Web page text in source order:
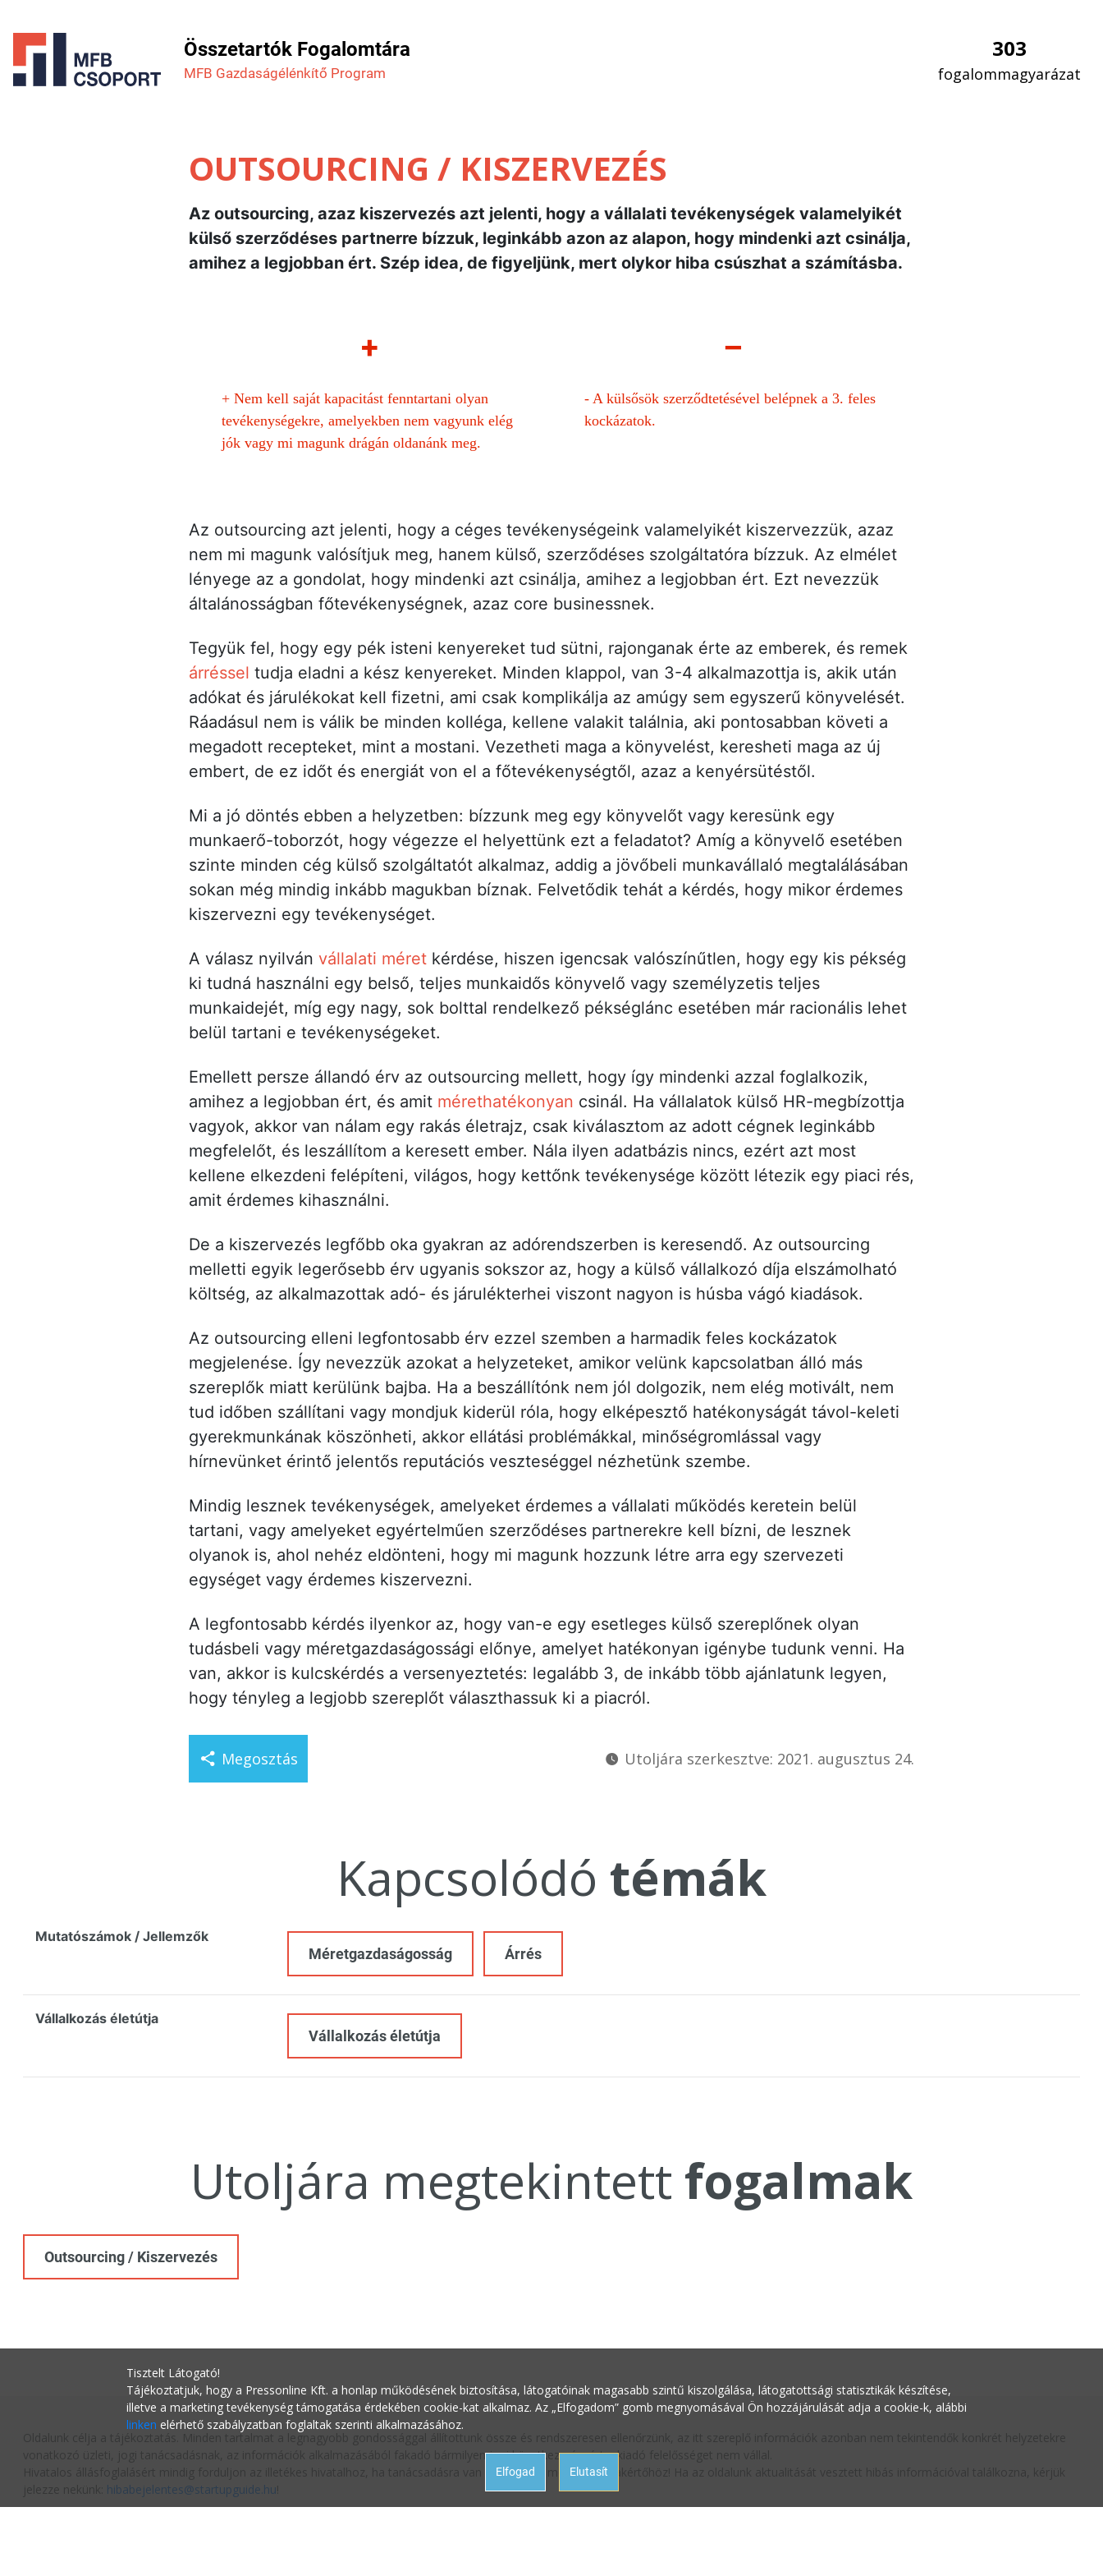
Összetartók Fogalomtára
MFB Gazdaság­élénkítő Program
303
fogalommagyarázat
OUTSOURCING / KISZERVEZÉS
Az outsourcing, azaz kiszervezés azt jelenti, hogy a vállalati tevékenységek valamelyikét
külső szerződéses partnerre bízzuk, leginkább azon az alapon, hogy mindenki azt csinálja,
amihez a legjobban ért. Szép idea, de figyeljünk, mert olykor hiba csúszhat a számításba.
+
+Nem kell saját kapacitást fenntartani olyan
tevékenységekre, amelyekben nem vagyunk elég
jók vagy mi magunk drágán oldanánk meg.
–
- A külsősök szerződtetésével belépnek a 3. feles
kockázatok.
Az outsourcing azt jelenti, hogy a céges tevékenységeink valamelyikét kiszervezzük, azaz
nem mi magunk valósítjuk meg, hanem külső, szerződéses szolgáltatóra bízzuk. Az elmélet
lényege az a gondolat, hogy mindenki azt csinálja, amihez a legjobban ért. Ezt nevezzük
általánosságban főtevékenységnek, azaz core businessnek.
Tegyük fel, hogy egy pék isteni kenyereket tud sütni, rajonganak érte az emberek, és remek
árréssel tudja eladni a kész kenyereket. Minden klappol, van 3-4 alkalmazottja is, akik után
adókat és járulékokat kell fizetni, ami csak komplikálja az amúgy sem egyszerű könyvelését.
Ráadásul nem is válik be minden kolléga, kellene valakit találnia, aki pontosabban követi a
megadott recepteket, mint a mostani. Vezetheti maga a könyvelést, keresheti maga az új
embert, de ez időt és energiát von el a főtevékenységtől, azaz a kenyérsütéstől.
Mi a jó döntés ebben a helyzetben: bízzunk meg egy könyvelőt vagy keresünk egy
munkaerő-toborzót, hogy végezze el helyettünk ezt a feladatot? Amíg a könyvelő esetében
szinte minden cég külső szolgáltatót alkalmaz, addig a jövőbeli munkavállaló megtalálásában
sokan még mindig inkább magukban bíznak. Felvetődik tehát a kérdés, hogy mikor érdemes
kiszervezni egy tevékenységet.
A válasz nyilván vállalati méretkérdése, hiszen igencsak valószínűtlen, hogy egy kis pékség
ki tudná használni egy belső, teljes munkaidős könyvelő vagy személyzetis teljes
munkaidejét, míg egy nagy, sok bolttal rendelkező pékséglánc esetében már racionális lehet
belül tartani e tevékenységeket.
Emellett persze állandó érv az outsourcing mellett, hogy így mindenki azzal foglalkozik,
amihez a legjobban ért, és amit mérethatékonyan csinál. Ha vállalatok külső HR-megbízottja
vagyok, akkor van nálam egy rakás életrajz, csak kiválasztom az adott cégnek leginkább
megfelelőt, és leszállítom a keresett ember. Nála ilyen adatbázis nincs, ezért azt most
kellene elkezdeni felépíteni, világos, hogy kettőnk tevékenysége között létezik egy piaci rés,
amit érdemes kihasználni.
De a kiszervezés legfőbb oka gyakran az adórendszerben is keresendő. Az outsourcing
melletti egyik legerősebb érv ugyanis sokszor az, hogy a külső vállalkozó díja elszámolható
költség, az alkalmazottak adó- és járulékterhei viszont nagyon is húsba vágó kiadások.
Az outsourcing elleni legfontosabb érv ezzel szemben a harmadik feles kockázatok
megjelenése. Így nevezzük azokat a helyzeteket, amikor velünk kapcsolatban álló más
szereplők miatt kerülünk bajba. Ha a beszállítónk nem jól dolgozik, nem elég motivált, nem
tud időben szállítani vagy mondjuk kiderül róla, hogy elképesztő hatékonyságát távol-keleti
gyerekmunkának köszönheti, akkor ellátási problémákkal, minőségromlással vagy
hírnevünket érintő jelentős reputációs veszteséggel nézhetünk szembe.
Mindig lesznek tevékenységek, amelyeket érdemes a vállalati működés keretein belül
tartani, vagy amelyeket egyértelműen szerződéses partnerekre kell bízni, de lesznek
olyanok is, ahol nehéz eldönteni, hogy mi magunk hozzunk létre arra egy szervezeti
egységet vagy érdemes kiszervezni.
A legfontosabb kérdés ilyenkor az, hogy van-e egy esetleges külső szereplőnek olyan
tudásbeli vagy méretgazdaságossági előnye, amelyet hatékonyan igénybe tudunk venni. Ha
van, akkor is kulcskérdés a versenyeztetés: legalább 3, de inkább több ajánlatunk legyen,
hogy tényleg a legjobb szereplőt választhassuk ki a piacról.
Megosztás Utoljára szerkesztve: 2021. augusztus 24.
Kapcsolódó témák
Mutatószámok / Jellemzők
Méretgazdaságosság Árrés
Vállalkozás életútja
Vállalkozás életútja
Utoljára megtekintett fogalmak
Outsourcing / Kiszervezés
Oldalunk célja a tájékoztatás. Minden tartalmat a legnagyobb gondossággal állítottunk össze és rendszeresen ellenőrzünk, az itt szereplő információk azonban nem tekintendők konkrét helyzetekre
vonatkozó üzleti, jogi tanácsadásnak, az információk alkalmazásából fakadó bármilyen jogi következményért a kiadó felelősséget nem vállal.
Hivatalos állásfoglalásért mindig forduljon az illetékes hivatalhoz, ha tanácsadásra van szüksége a megfelelő szakértőhöz! Ha az oldalunk aktualitását vesztett hibás információval találkozna, kérjük
hibabejelentes@startupguide.hu
Tisztelt Látogató!
Tájékoztatjuk, hogy a Pressonline Kft. a honlap működésének biztosítása, látogatóinak magasabb szintű kiszolgálása, látogatottsági statisztikák készítése,
illetve a marketing tevékenység támogatása érdekében cookie-kat alkalmaz. Az „Elfogadom” gomb megnyomásával Ön hozzájárulását adja a cookie-k, alábbi
linken elérhető szabályzatban foglaltak szerinti alkalmazásához.
Elfogad Elutasít